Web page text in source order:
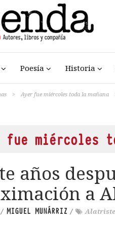
Poesía Historia
> Ayer fue miércoles toda la mañana
fue miércoles
años
a
/ MIGUEL MUNÁRRIZ / Alatriste